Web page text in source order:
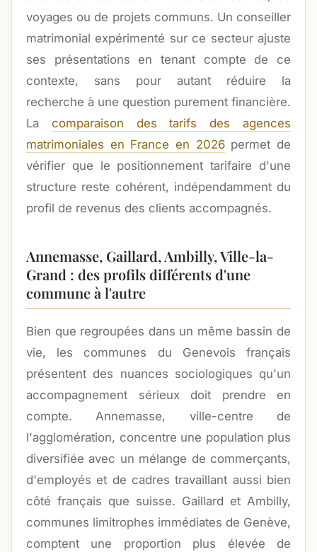
voyages ou de projets communs. Un conseiller
matrimonial expérimenté sur ce secteur ajuste
ses présentations en tenant compte de ce
contexte, sans pour autant réduire la
recherche à une question purement financière.
La comparaison des tarifs des agences
matrimoniales en France en 2026permet de
vérifier que le positionnement tarifaire d'une
structure reste cohérent, indépendamment du
profil de revenus des clients accompagnés.
Annemasse, Gaillard, Ambilly, Ville-la-
Grand : des profils différents d'une
commune à l'autre
Bien que regroupées dans un même bassin de
vie, les communes du Genevois français
présentent des nuances sociologiques qu'un
accompagnement sérieux doit prendre en
compte. Annemasse, ville-centre de
l'agglomération, concentre une population plus
diversifiée avec un mélange de commerçants,
d'employés et de cadres travaillant aussi bien
côté français que suisse. Gaillard et Ambilly,
communes limitrophes immédiates de Genève,
comptent une proportion plus élevée de